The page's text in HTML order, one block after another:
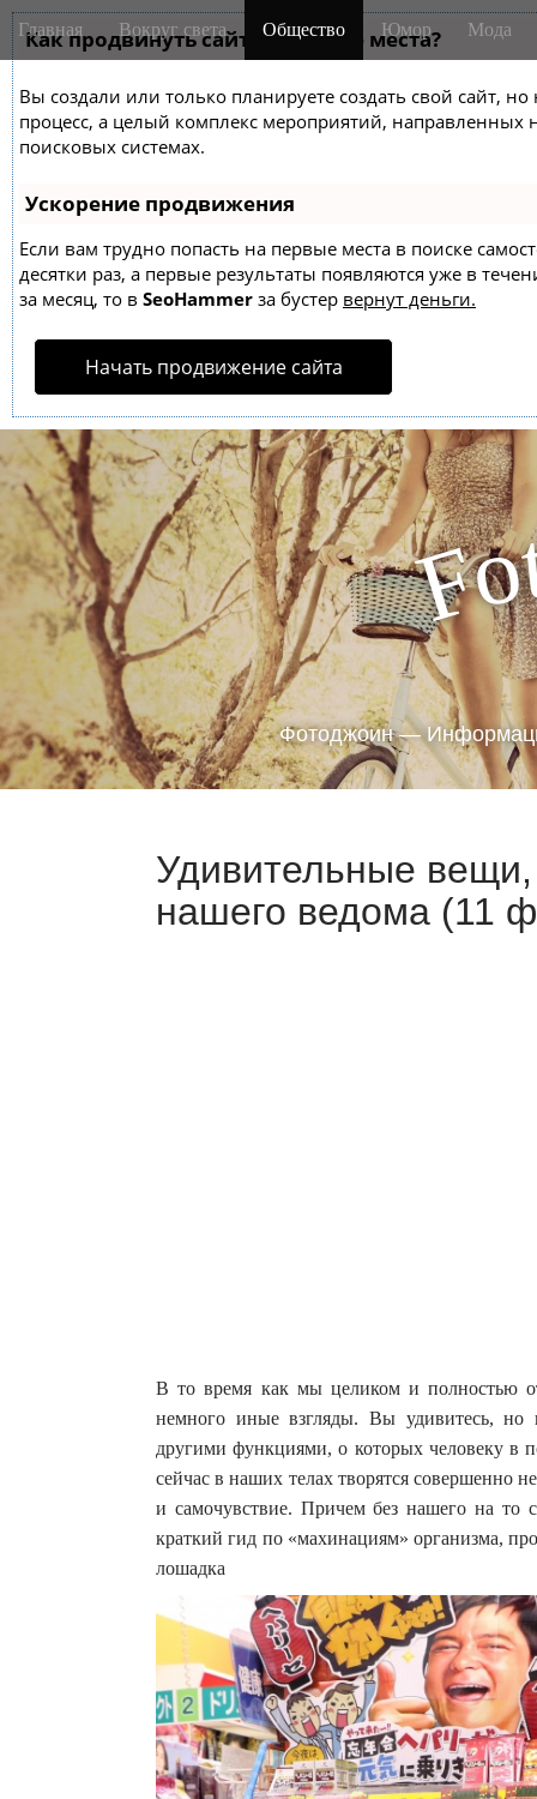
Как продвинуть сайт на первые места?
Вы создали или только планируете создать свой сайт,
процесс, а целый комплекс мероприятий,
поисковых системах.
Ускорение продвижения
Если вам трудно попасть на первые места в поиске
десятки раз, а первые результаты появляются уже в
за месяц, то в SeoHammer за бустер вернут деньги.
Начать продвижение сайта
M
a
n
m
e
n
u
i
Главная Вокруг света Общество Юмор Мода
Fo
Фотоджоин —
Удивительные
нашего ведома (11
В то время как мы целиком и полностью
немного иные взгляды. Вы удивитесь,
другими функциями, о которых человеку в
сейчас в наших телах творятся
и самочувствие. Причем без нашего на то
краткий гид по «махинациям» организма,
лошадка